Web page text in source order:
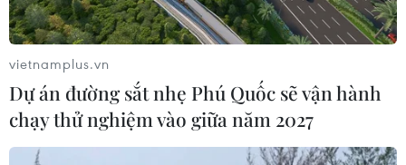
Xem thêm
vietnamplus.vn
Dự án đường sắt nhẹ Phú Quốc sẽ vận hành
chạy thử nghiệm vào giữa năm 2027